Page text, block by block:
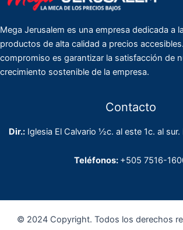
Mega Jerusalem es una empresa dedicada a
productos de alta calidad a precios
compromiso es garantizar la satisfacción de
crecimiento sostenible de la empresa.
Contacto
Dir.: Iglesia El Calvario ½c. al este 1c. al
Teléfonos: +505 7516-
© 2024 Copyright. Todos los derechos